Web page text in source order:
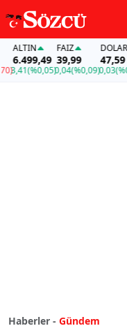
ALTIN
6.499,49
(%0,05)
FAİZ
39,99
0,04(%0,09)
DOLAR
47,59
0,03
Haberler - Gündem